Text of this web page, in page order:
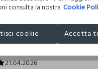
e preparato Consigliatissimo
21.04.2026
consulta la nostra Cookie
cookie Accetta